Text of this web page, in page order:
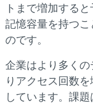
トまで増加する
記憶容量を持つ
のです。
企業はより多く
りアクセス回数
しています。課